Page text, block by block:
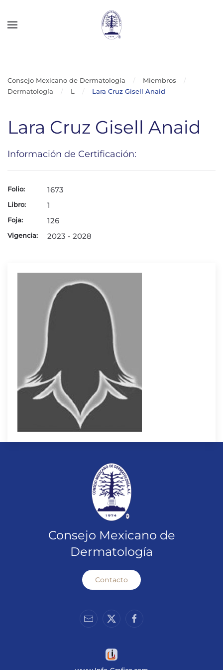
Consejo Mexicano de Dermatología
Miembros
Dermatología
L Lara Cruz Gisell Anaid
Lara Cruz Gisell Anaid
Información de Certificación:
Folio: 1673
Libro: 1
Foja: 126
Vigencia: 2023 - 2028
Consejo Mexicano de
Dermatología
Contacto